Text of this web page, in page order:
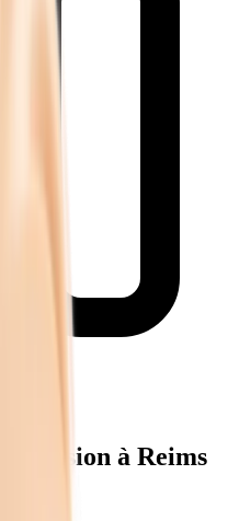
d'occasion à Reims